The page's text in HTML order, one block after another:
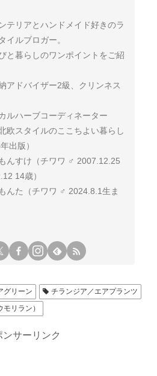
テリアとハンドメイド好きのラ
イルブロガー。
と暮らしのワンポイントをご紹
アドバイザー2級、クリンネス
ルハーブコーディネーター
欧スタイルのここちよい暮らし
出版）
んすけ（チワワ ♂ 2007.12.25
14歳）
（チワワ ♂ 2024.8.1生ま
グリーン
チランジア／エアプランツ
リラン）
ンサーリンク